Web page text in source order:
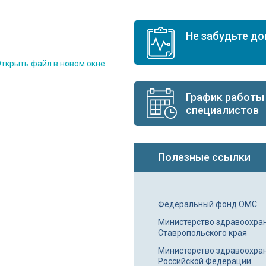
файл в новом окне
Не забудьте
График работы
специалистов
Полезные ссылки
Федеральный фонд ОМС
Министерство
Ставропольского края
Министерство
Российской Федерации